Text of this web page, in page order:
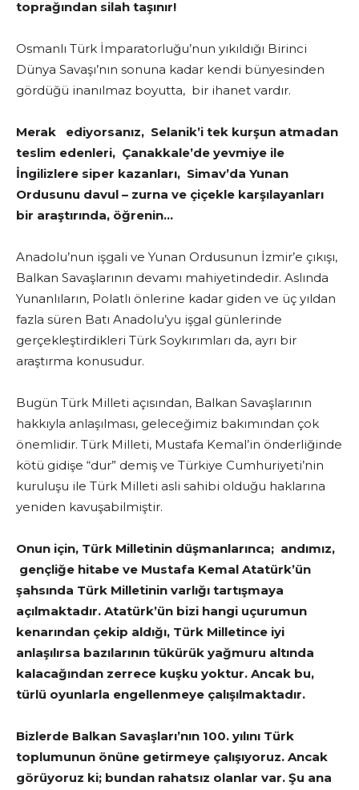
toprağından silah taşınır!
Osmanlı Türk İmparatorluğu’nun yıkıldığı Birinci
Dünya Savaşı’nın sonuna kadar kendi bünyesinden
gördüğü inanılmaz boyutta, bir ihanet vardır.
Merak ediyorsanız, Selanik’i tek kurşun atmadan
teslim edenleri, Çanakkale’de yevmiye ile
İngilizlere siper kazanları, Simav’da Yunan
Ordusunu davul – zurna ve çiçekle karşılayanları
bir araştırında, öğrenin…
Anadolu’nun işgali ve Yunan Ordusunun İzmir’e çıkışı,
Balkan Savaşlarının devamı mahiyetindedir. Aslında
Yunanlıların, Polatlı önlerine kadar giden ve üç yıldan
fazla süren Batı Anadolu’yu işgal günlerinde
gerçekleştirdikleri Türk Soykırımları da, ayrı bir
araştırma konusudur.
Bugün Türk Milleti açısından, Balkan Savaşlarının
hakkıyla anlaşılması, geleceğimiz bakımından çok
önemlidir. Türk Milleti, Mustafa Kemal’in önderliğinde
kötü gidişe “dur” demiş ve Türkiye Cumhuriyeti’nin
kuruluşu ile Türk Milleti asli sahibi olduğu haklarına
yeniden kavuşabilmiştir.
Onun için, Türk Milletinin düşmanlarınca; andımız,
gençliğe hitabe ve Mustafa Kemal Atatürk’ün
şahsında Türk Milletinin varlığı tartışmaya
açılmaktadır. Atatürk’ün bizi hangi uçurumun
kenarından çekip aldığı, Türk Milletince iyi
anlaşılırsa bazılarının tükürük yağmuru altında
kalacağından zerrece kuşku yoktur. Ancak bu,
türlü oyunlarla engellenmeye çalışılmaktadır.
Bizlerde Balkan Savaşları’nın 100. yılını Türk
toplumunun önüne getirmeye çalışıyoruz. Ancak
görüyoruz ki; bundan rahatsız olanlar var. Şu ana